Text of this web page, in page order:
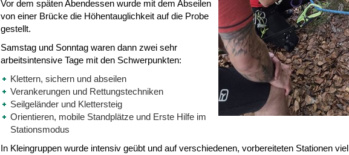
Vor dem späten Abendessen wurde mit dem Abseilen
von einer Brücke die Höhentauglichkeit auf die Probe
gestellt.
Samstag und Sonntag waren dann zwei sehr
arbeitsintensive Tage mit den Schwerpunkten:
Klettern, sichern und abseilen
Verankerungen und Rettungstechniken
Seilgeländer und Klettersteig
Orientieren, mobile Standplätze und Erste Hilfe im
Stationsmodus
In Kleingruppen wurde intensiv geübt und auf verschiedenen, vorbereiteten Stationen viel